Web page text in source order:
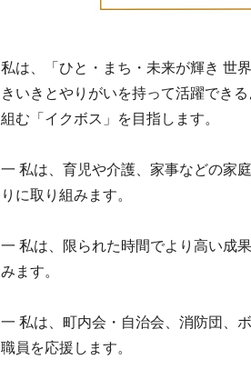
私は、「ひと・まち・未来が輝き 世
きいきとやりがいを持って活躍でき
組む「イクボス」を目指します。
一 私は、育児や介護、家事などの家
りに取り組みます。
一 私は、限られた時間でより高い成
みます。
一 私は、町内会・自治会、消防団、
職員を応援します。